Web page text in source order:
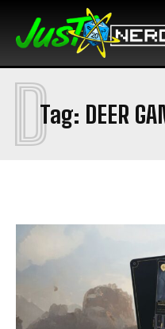
Tag: DEER
D